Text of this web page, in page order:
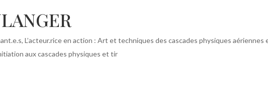
,L’acteur.rice en action : Art et techniques des cascades physiques aériennes
aux cascades physiques et tir